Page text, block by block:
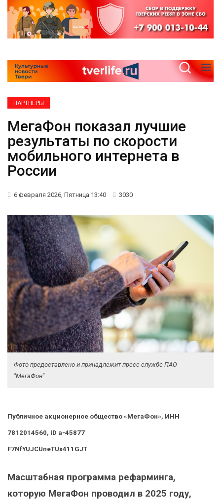
ПАРТНЁРЫ
МегаФон показал лучшие
результаты по скорости
мобильного интернета в
России
6 февраля 2026, Пятница 13:40 3030
Фото предоставлено и принадлежит пресс-службе ПАО
"МегаФон"
Публичное акционерное общество «МегаФон», ИНН
7812014560, ID a-45877
F7NfYUJCUneTUx411GJT
Масштабная программа рефарминга,
которую МегаФон проводил в 2025 году,